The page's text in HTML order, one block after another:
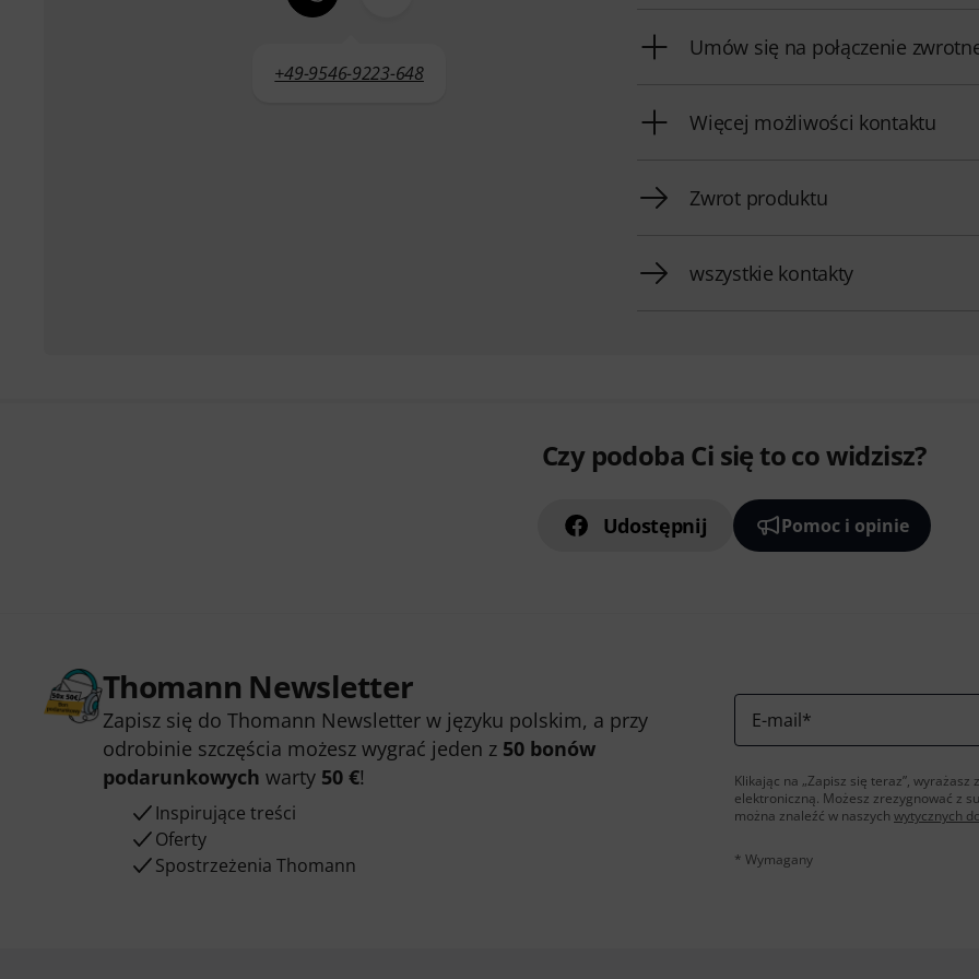
+49-9546-9223-648
Umów się na połączenie
Więcej możliwości kontaktu
Zwrot produktu
wszystkie kontakty
Czy podoba Ci się to co widzisz?
Udostępnij Pomoc i opinie
Thomann Newsletter
Zapisz się do Thomann Newsletter w języku polskim, a przy
odrobinie szczęścia możesz wygrać jeden z 50 bonów
podarunkowych warty 50 €!
Inspirujące treści
Oferty
Spostrzeżenia Thomann
E-mail*
Klikając na „Zapisz się teraz”,
elektroniczną. Możesz zrezygnować z
można znaleźć w naszych wytycznych
* Wymagany